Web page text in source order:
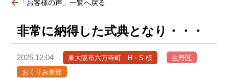
「お客様の声」一覧へ戻る
非常に納得した式典となり・・・
2025.12.04 東大阪市六万寺町 H・S 様
生野区
おくりみ東部